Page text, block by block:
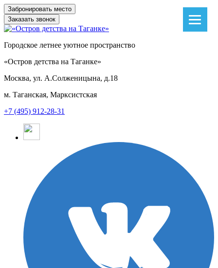
Заказать звонок
Городское летнее уютное пространство
«Остров детства на Таганке»
Москва, ул. А.Солженицына, д.18
м. Таганская, Марксистская
+7 (495) 912-28-31